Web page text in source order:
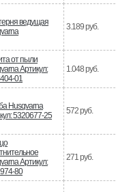
ведущая
3.189 руб.
от пыли
Артикул:
01
1.048 руб.
Husqvarna
5320677-25
572 руб.
Артикул:
80
271 руб.